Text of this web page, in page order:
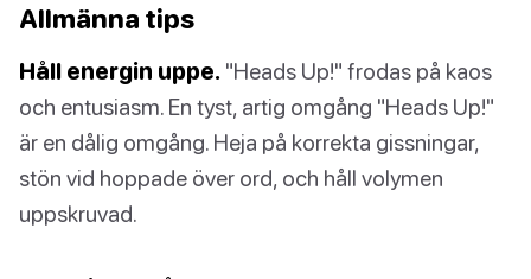
Allmänna tips
Håll energin uppe. "Heads Up!" frodas på kaos
och entusiasm. En tyst, artig omgång "Heads Up!"
är en dålig omgång. Heja på korrekta gissningar,
stön vid hoppade över ord, och håll volymen
uppskruvad.